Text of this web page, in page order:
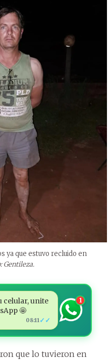
ya que estuvo recluido en
Gentileza.
celular, unite
🤩
08:11 ✓✓
1
que lo tuvieron en